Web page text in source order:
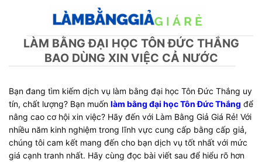
content
LÀM BẰNG ĐẠI HỌC TÔN ĐỨC THẮNG
BAO DÙNG XIN VIỆC CẢ NƯỚC
Bạn đang tìm kiếm dịch vụ làm bằng đại học Tôn Đức Thắng uy
tín, chất lượng? Bạn muốn làm bằng đại học Tôn Đức Thắng để
nâng cao cơ hội xin việc? Hãy đến với Làm Bằng Giả Giá Rẻ! Với
nhiều năm kinh nghiệm trong lĩnh vực cung cấp bằng cấp giả,
chúng tôi cam kết mang đến cho bạn dịch vụ tốt nhất với mức
giá cạnh tranh nhất. Hãy cùng đọc bài viết sau để hiểu rõ hơn